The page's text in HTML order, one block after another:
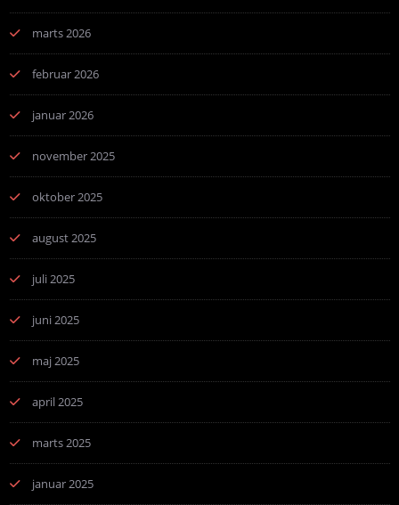
marts 2026
februar 2026
januar 2026
november 2025
oktober 2025
august 2025
juli 2025
juni 2025
maj 2025
april 2025
marts 2025
januar 2025